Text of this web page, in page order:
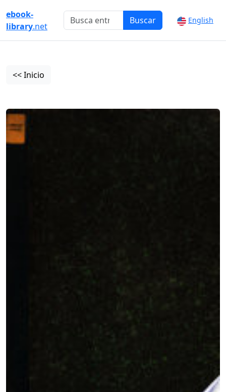
ebook-
library.net
Buscar English
<< Inicio